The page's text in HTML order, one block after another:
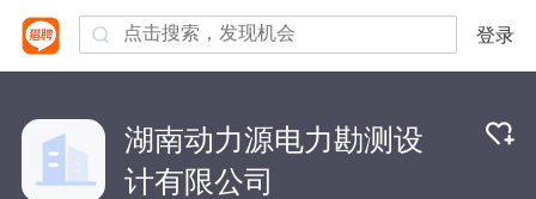
登录
湖南动力源电力勘测设
计有限公司